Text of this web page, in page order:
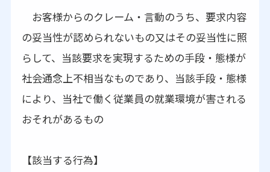
お客様からのクレーム・言動のうち、要求内容
の妥当性が認められないもの又はその妥当性に照
らして、当該要求を実現するための手段・態様が
社会通念上不相当なものであり、当該手段・態様
により、当社で働く従業員の就業環境が害される
おそれがあるもの
【該当する行為】